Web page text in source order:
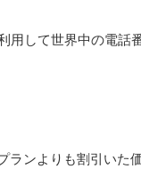
用して世界中の電話
ランよりも割引いた